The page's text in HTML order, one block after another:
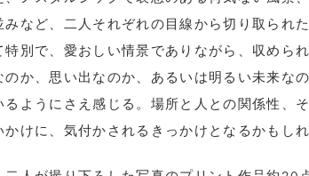
みなど、二人それぞれの目線から切り取られ
特別で、愛おしい情景でありながら、収めら
のか、思い出なのか、あるいは明るい未来な
るようにさえ感じる。場所と人との関係性、
けに、気付かされるきっかけとなるかもしれ